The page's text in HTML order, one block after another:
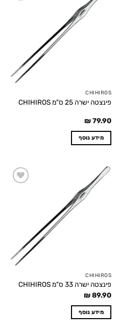
CHIHIROS
פינצטה ישרה 25 ס"מ CHIHIROS
₪79.90
מידע נוסף
CHIHIROS
פינצטה ישרה 33 ס"מ CHIHIROS
₪89.90
מידע נוסף